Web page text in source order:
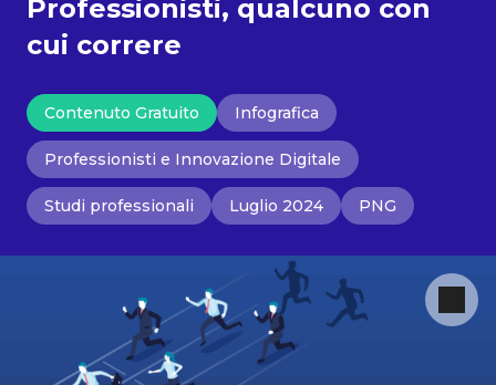
Professionisti, qualcuno con
cui correre
Contenuto Gratuito Infografica
Professionisti e Innovazione Digitale
Studi professionali Luglio 2024 PNG